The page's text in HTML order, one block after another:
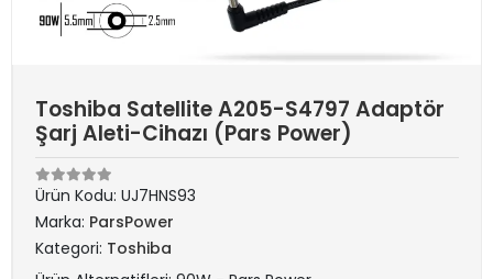
Toshiba Satellite A205-S4797 Adaptör
Şarj Aleti-Cihazı (Pars Power)
Ürün Kodu: UJ7HNS93
Marka: ParsPower
Kategori: Toshiba